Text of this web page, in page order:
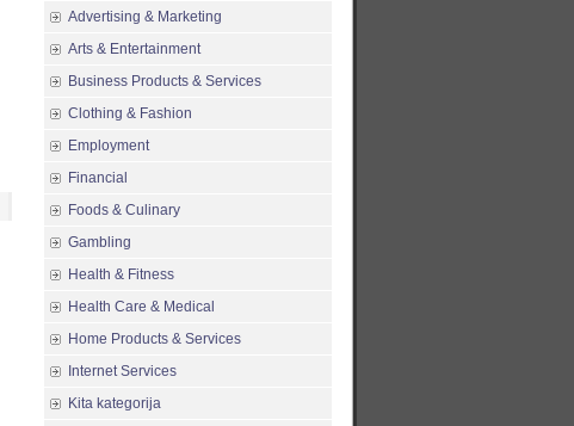
Advertising & Marketing
Arts & Entertainment
Business Products & Services
Clothing & Fashion
Employment
Financial
Foods & Culinary
Gambling
Health & Fitness
Health Care & Medical
Home Products & Services
Internet Services
Kita kategorija